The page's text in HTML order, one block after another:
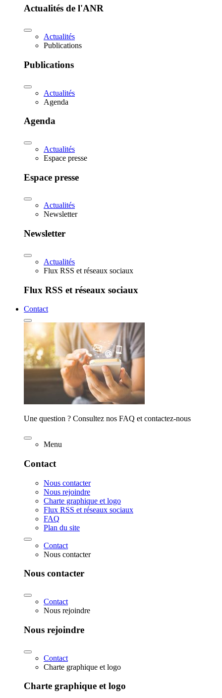
Actualités de l'ANR
Actualités
Publications
Publications
Actualités
Agenda
Agenda
Actualités
Espace presse
Espace presse
Actualités
Newsletter
Newsletter
Actualités
Flux RSS et réseaux sociaux
Flux RSS et réseaux sociaux
Contact
Une question ? Consultez nos FAQ et contactez-nous
Menu
Contact
Nous contacter
Nous rejoindre
Charte graphique et logo
Flux RSS et réseaux sociaux
FAQ
Plan du site
Contact
Nous contacter
Nous contacter
Contact
Nous rejoindre
Nous rejoindre
Contact
Charte graphique et logo
Charte graphique et logo